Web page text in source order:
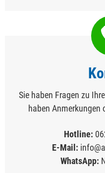
Sie haben Fragen zu
haben Anmerkungen
Hotline:
E-Mail:
WhatsApp: